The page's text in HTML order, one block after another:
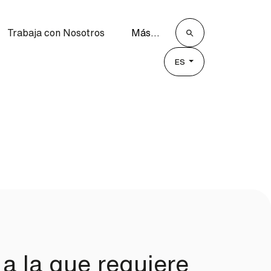
Trabaja con Nosotros Más...
ES
la que requiere